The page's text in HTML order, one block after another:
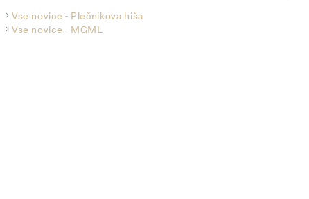
Vse novice - Plečnikova hiša
Vse novice - MGML